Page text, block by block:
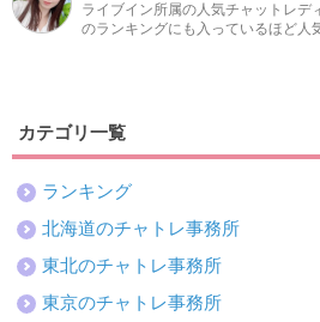
ライブイン所属の人気チャットレデ
のランキングにも入っているほど人
カテゴリ一覧
ランキング
北海道のチャトレ事務所
東北のチャトレ事務所
東京のチャトレ事務所